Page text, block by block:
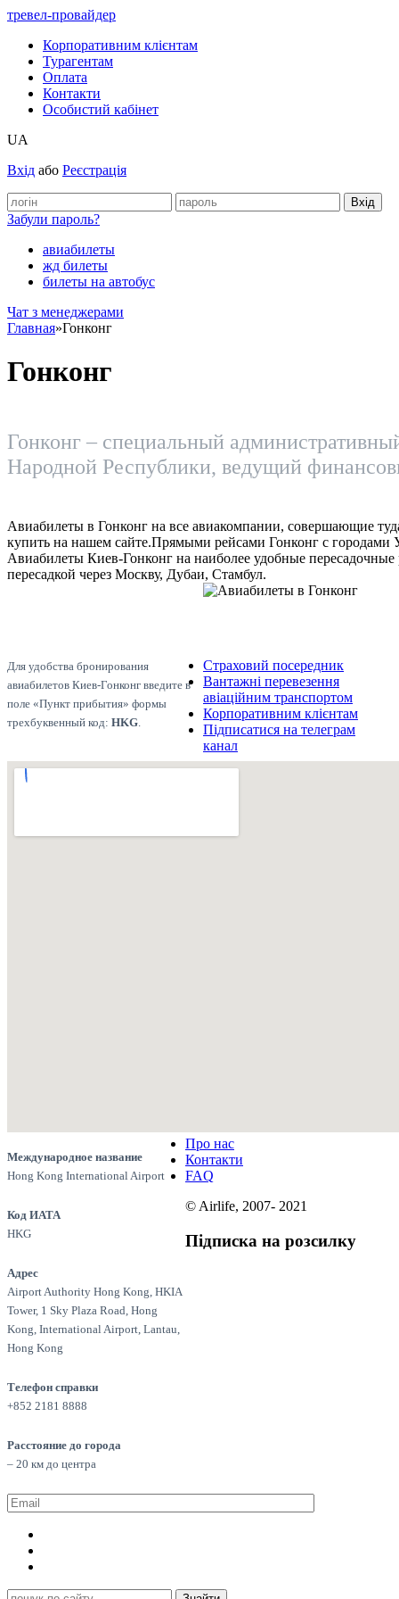
тревел-провайдер
Корпоративним клієнтам
Турагентам
Оплата
Контакти
Особистий кабінет
UA
Вхід або Реєстрація
Забули пароль?
авиабилеты
жд билеты
билеты на автобус
Чат з менеджерами
Главная»Гонконг
Гонконг
Гонконг – специальный
Народной Республики, ведущий
Авиабилеты в Гонконг на все авиакомпании, совершающие
купить на нашем сайте.Прямыми рейсами Гонконг с городами
Авиабилеты Киев-Гонконг на наиболее удобные
пересадкой через Москву, Дубаи, Стамбул.
Для удобства бронирования
авиабилетов Киев-Гонконг введите в
поле «Пункт прибытия» формы
трехбуквенный код: HKG
Международное название
Hong Kong International Airport
Код ИАТА
HKG
Адрес
Airport Authority Hong Kong, HKIA
Tower, 1 Sky Plaza Road, Hong
Kong, International Airport, Lantau,
Hong Kong
Телефон справки
+852 2181 8888
Расстояние до города
– 20 км до центра
Страховий посередник
Вантажні перевезення
авіаційним транспортом
Корпоративним клієнтам
Підписатися на телеграм
канал
Про нас
Контакти
FAQ
© Airlife, 2007- 2021
Підписка на розсилку